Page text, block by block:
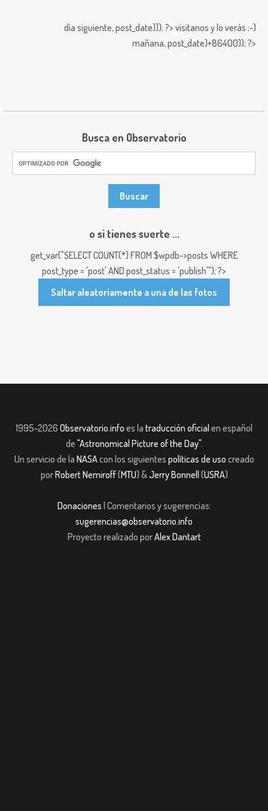
día siguiente,post_date))); ?> visitanos y lo verás ;-)
mañana,post_date)+86400)); ?>
Busca en Observatorio
o si tienes suerte ...
get_var("SELECT COUNT(*) FROM $wpdb->posts WHERE
post_type = 'post' AND post_status = 'publish'"); ?>
Saltar aleatoriamente a una de las fotos
1995-2026 Observatorio.info es la traducción oficial en español
de "Astronomical Picture of the Day".
Un servicio de la NASAcon los siguientes políticas de uso creado
porRobert Nemiroff(MTU) &Jerry Bonnell (USRA)
Donaciones | Comentarios y sugerencias:
sugerencias@observatorio.info
Proyecto realizado porAlex Dantart